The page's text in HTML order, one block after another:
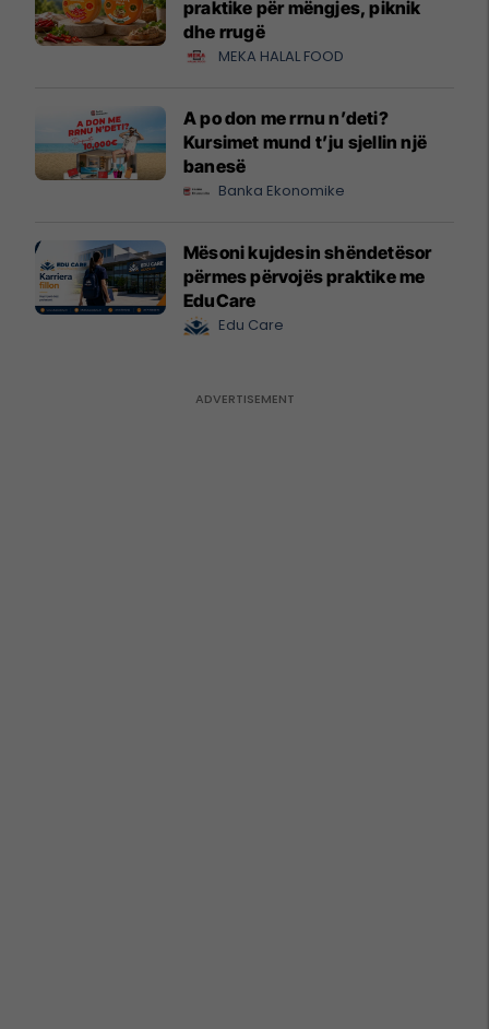
praktike për mëngjes, piknik
dhe rrugë
MEKA HALAL FOOD
A po don me rrnu n’deti?
Kursimet mund t’ju sjellin një
banesë
Banka Ekonomike
Mësoni kujdesin shëndetësor
përmes përvojës praktike me
EduCare
Edu Care